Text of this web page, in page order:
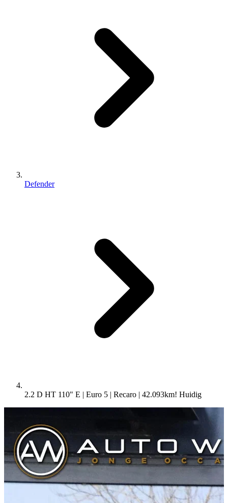
Defender
2.2 D HT 110" E | Euro 5 | Recaro | 42.093km! Huidig